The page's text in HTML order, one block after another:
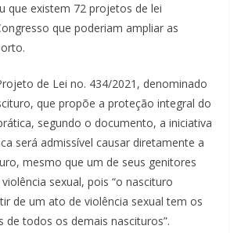
que existem 72 projetos de lei
que poderiam ampliar as
de Lei no. 434/2021, denominado
que propõe a proteção integral do
segundo o documento, a iniciativa
será admissível causar diretamente a
mesmo que um de seus genitores
sexual, pois “o nascituro
de um ato de violência sexual tem os
de todos os demais nascituros”.